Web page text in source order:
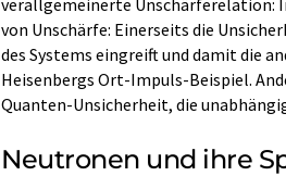
verallgemeinerte Unschärferelation:
von Unschärfe: Einerseits die
des Systems eingreift und damit die
Heisenbergs Ort-Impuls-Beispiel.
Quanten-Unsicherheit, die
Neutronen und ihre